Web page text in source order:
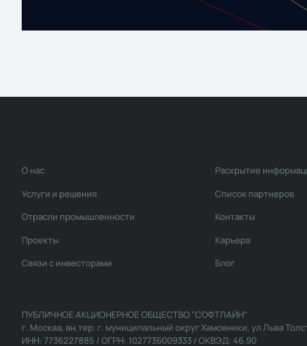
О нас
Услуги и решения
Отрасли промышленности
Проекты
Связи с инвесторами
Раскрытие
Список партнеров
Контакты
Карьера
Блог
ПУБЛИЧНОЕ АКЦИОНЕРНОЕ ОБЩЕСТВО "СОФТЛАЙН"
г. Москва, вн.тер. г. муниципальный округ Хамовники, ул Льва
ИНН: 7736227885 / ОГРН: 1027736009333 / ОКВЭД: 46.90